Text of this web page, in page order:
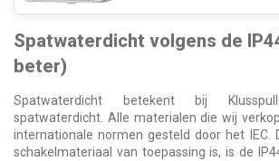
Spatwaterdicht volgens de
beter)
Spatwaterdicht betekent bij
spatwaterdicht. Alle materialen die wij
internationale normen gesteld door het IEC.
schakelmateriaal van toepassing is, is de